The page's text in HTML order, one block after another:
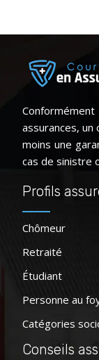
assurances, un
moins une
cas de sinistre
Profils
Chômeur
Retraité
Étudiant
Personne au
Catégories
Conseils